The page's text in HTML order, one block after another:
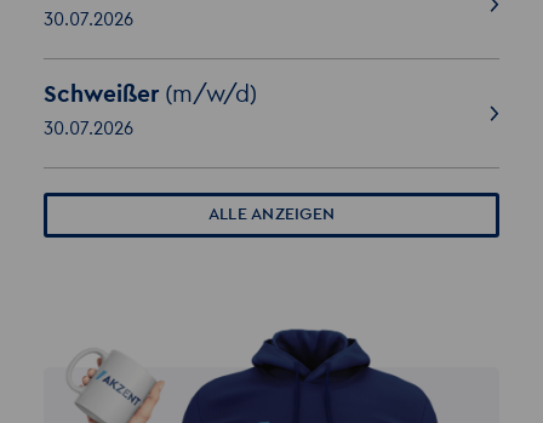
30.07.2026
Schweißer (m/w/d)
30.07.2026
ALLE ANZEIGEN